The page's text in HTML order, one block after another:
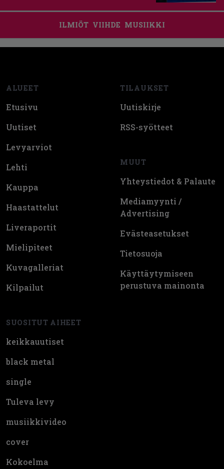
ILMIÖT VIIHDE MUSIIKKI
ALUEET
Etusivu
Uutiset
Levyarviot
Lehti
Kauppa
Haastattelut
Liveraportit
Mielipiteet
Kuvagalleriat
Kilpailut
SUOSITUT AIHEET
keikkauutiset
black metal
single
Tuleva levy
musiikkivideo
cover
Kokoelma
TILAUKSET
Uutiskirje
RSS-syötteet
MUUT
Yhteystiedot & Palaute
Mediamyynti /
Advertising
Evästeasetukset
Tietosuoja
Käyttäytymiseen
perustuva mainonta